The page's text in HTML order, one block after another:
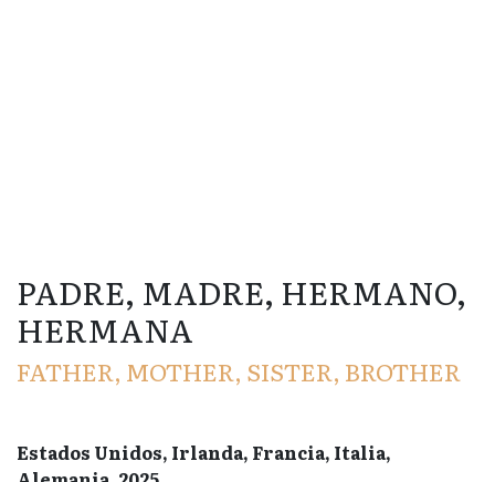
PADRE, MADRE, HERMANO,
HERMANA
FATHER, MOTHER, SISTER, BROTHER
Estados Unidos, Irlanda, Francia, Italia,